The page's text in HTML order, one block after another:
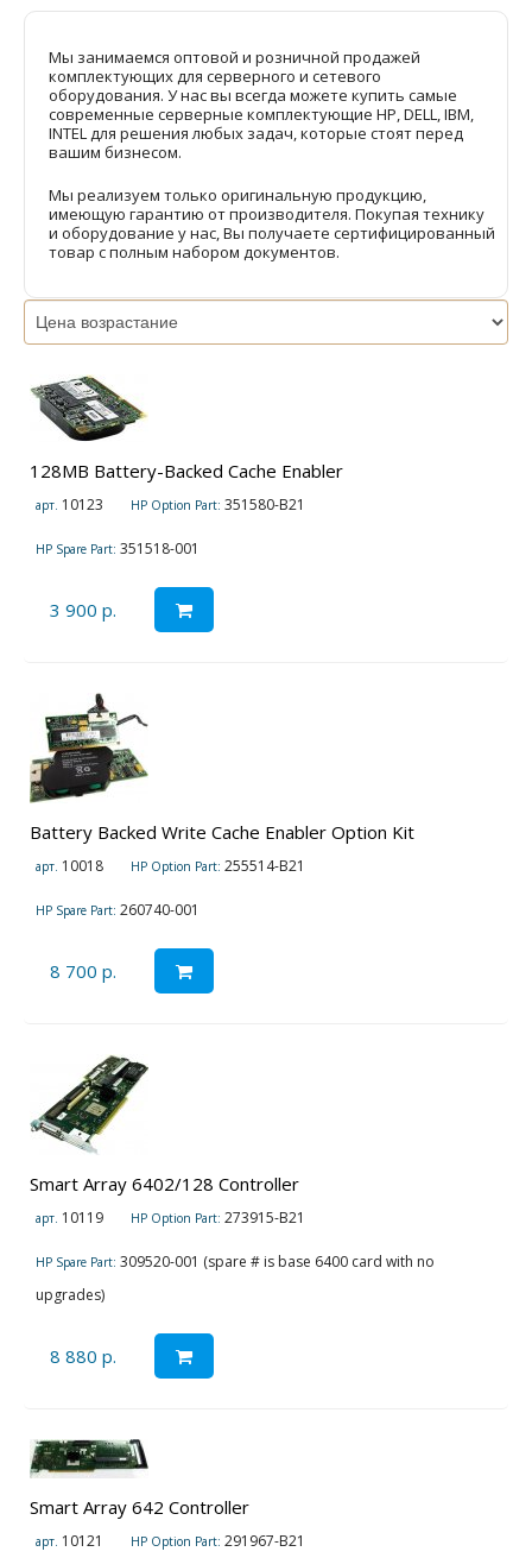
Мы занимаемся оптовой и розничной продажей
комплектующих для серверного и сетевого
оборудования. У нас вы всегда можете купить самые
современные серверные комплектующие HP, DELL, IBM,
INTEL для решения любых задач, которые стоят перед
вашим бизнесом.
Мы реализуем только оригинальную продукцию,
имеющую гарантию от производителя. Покупая технику
и оборудование у нас, Вы получаете сертифицированный
товар с полным набором документов.
128MB Battery-Backed Cache Enabler
арт. 10123 HP Option Part: 351580-B21
HP Spare Part: 351518-001
3 900 р.
Battery Backed Write Cache Enabler Option Kit
арт. 10018 HP Option Part: 255514-B21
HP Spare Part: 260740-001
8 700 р.
Smart Array 6402/128 Controller
арт. 10119 HP Option Part: 273915-B21
HP Spare Part: 309520-001 (spare # is base 6400 card with no
upgrades)
8 880 р.
Smart Array 642 Controller
арт. 10121 HP Option Part: 291967-B21